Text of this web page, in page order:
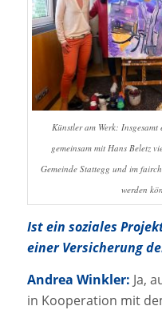
Künstler am Werk: Insgesamt
gemeinsam mit Hans Beletz
Gemeinde Stattegg und im
werden
Ist ein soziales
einer Versicherung
Andrea Winkler: Ja,
in Kooperation mit